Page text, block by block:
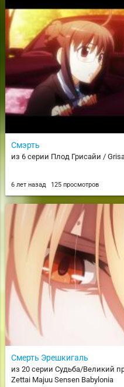
Смэрть
из 6 серии Плод Грисайи /
6 лет назад 125 просмотров
Смерть Эрешкигаль
из 20 серии Судьба/Великий
Zettai Majuu Sensen Babylonia